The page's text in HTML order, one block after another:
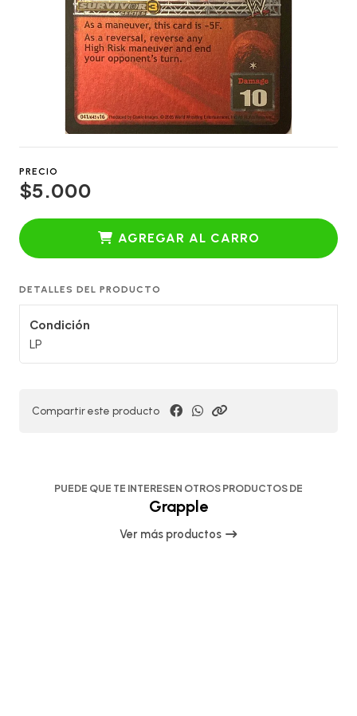
PRECIO
$5.000
AGREGAR AL CARRO
DETALLES DEL PRODUCTO
Condición
LP
Compartir este producto
PUEDE QUE TE INTERESEN OTROS PRODUCTOS DE
Grapple
Ver más productos